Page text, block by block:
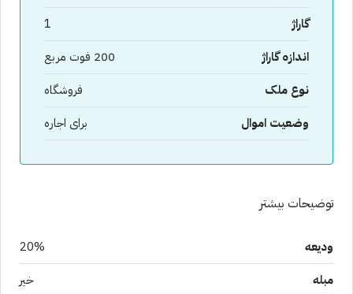
گاراژ
1
اندازه گاراژ
200 فوت مربع
نوع ملک
فروشگاه
وضعیت اموال
برای اجاره
توضیحات بیشتر
ودیعه
20%
مبله
خیر